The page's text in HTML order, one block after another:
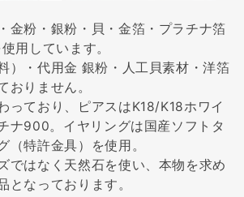
金粉・銀粉・貝・金箔・プラチナ箔
用しています。
）・代用金 銀粉・人工貝素材・洋箔
おりません。
っており、ピアスはK18/K18ホワイ
ナ900。イヤリングは国産ソフトタ
（特許金具）を使用。
ではなく天然石を使い、本物を求め
となっております。